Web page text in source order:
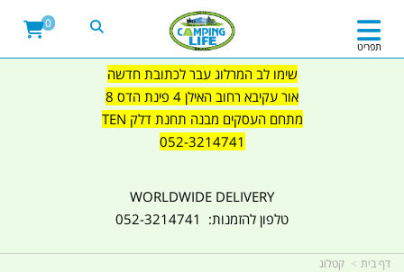
שימו לב המרלוג עבר לכתובת חדשה
אור עקיבא רחוב האילן 4 פינת הדס 8
מתחם העסקים מבנה תחנת דלק TEN
052-3214741
WORLDWIDE DELIVERY
טלפון להזמנות: 052-3214741
תפריט
0
דף בית קטלוג